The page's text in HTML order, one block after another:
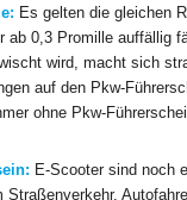
Es gelten die gleichen
ab 0,3 Promille auffällig
wird, macht sich
auf den Pkw-
ohne Pkw-
E-Scooter sind noch
Straßenverkehr.